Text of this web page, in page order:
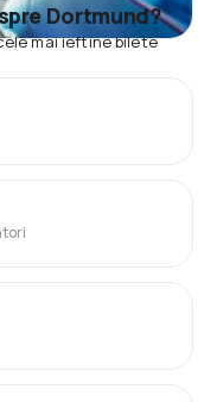
Dortmund?
mai ieftine bilete